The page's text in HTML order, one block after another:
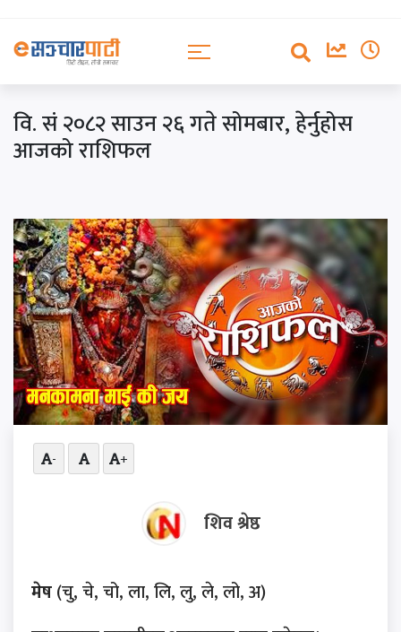
वि. सं २०८२ साउन २६ गते सोमबार, हेर्नुहोस
आजको राशिफल
- +
शिव श्रेष्ठ
मेष(चु, चे, चो, ला, लि, लु, ले, लो, अ)